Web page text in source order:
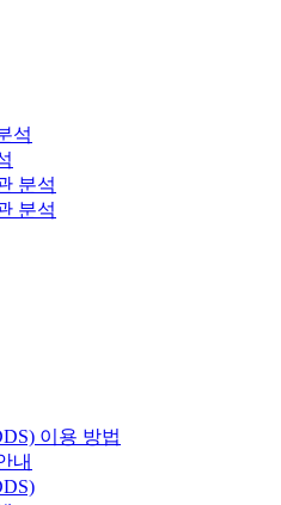
석
분석
분석
이용 방법
내